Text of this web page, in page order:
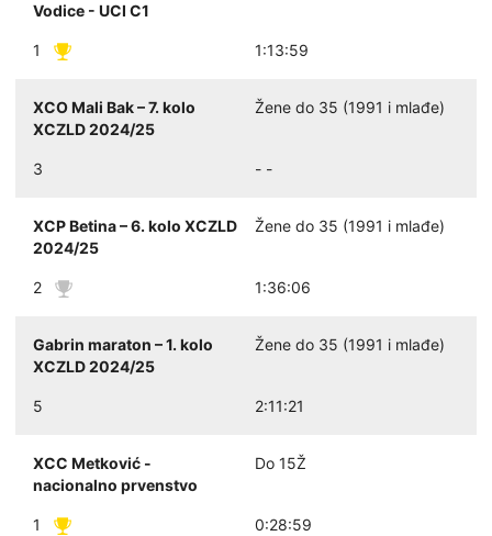
Vodice - UCI C1
1 1:13:59
XCO Mali Bak – 7. kolo
XCZLD 2024/25
Žene do 35 (1991 i mlađe)
3 - -
XCP Betina – 6. kolo XCZLD
2024/25
Žene do 35 (1991 i mlađe)
2 1:36:06
Gabrin maraton – 1. kolo
XCZLD 2024/25
Žene do 35 (1991 i mlađe)
5 2:11:21
XCC Metković -
nacionalno prvenstvo
Do 15Ž
1 0:28:59